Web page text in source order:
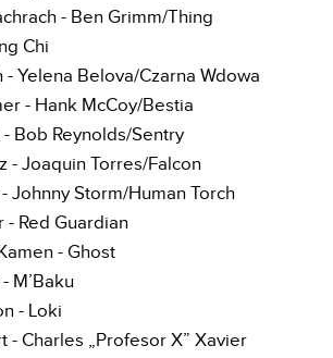
- Ben Grimm/Thing
Chi
- Yelena Belova/Czarna Wdowa
- Hank McCoy/Bestia
Bob Reynolds/Sentry
- Joaquin Torres/Falcon
Johnny Storm/Human Torch
- Red Guardian
- Ghost
M’Baku
- Loki
- Charles „Profesor X” Xavier